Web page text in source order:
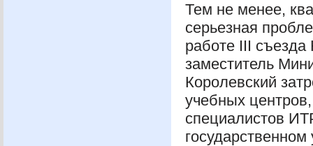
Тем не менее,
серьезная
работе III съезда
заместитель
Королевский
учебных
специалистов
государственном